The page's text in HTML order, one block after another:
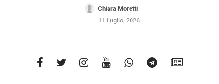
Chiara Moretti
11 Luglio, 2026